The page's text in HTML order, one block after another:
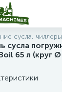
сусла, чиллеры
сусла
65 л (круг